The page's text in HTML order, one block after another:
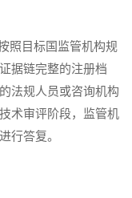
目标国监管机构规
据链完整的注册档
法规人员或咨询机构
术审评阶段，监管机
行答复。